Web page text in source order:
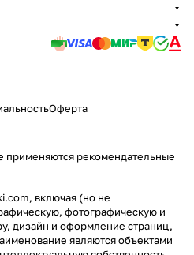
Оферта
применяются рекомендательные
включая (но не
фотографическую и
дизайн и оформление страниц,
являются объектами